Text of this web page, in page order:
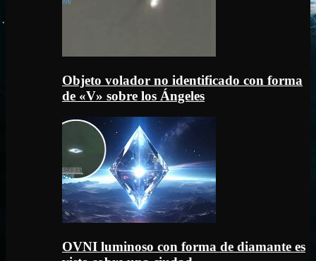
Objeto volador no identificado con forma
de «V» sobre los Ángeles
OVNI luminoso con forma de diamante es